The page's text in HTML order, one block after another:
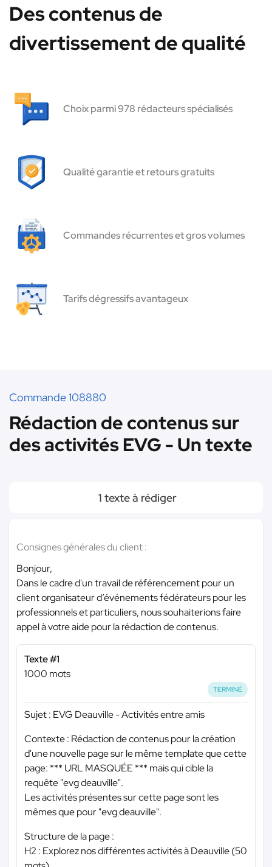
Des contenus de
divertissement de qualité
Choix parmi 978 rédacteurs spécialisés
Qualité garantie et retours gratuits
Commandes récurrentes et gros volumes
Tarifs dégressifs avantageux
Commande 108880
Rédaction de contenus sur
des activités EVG - Un texte
1 texte à rédiger
Consignes générales du client :
Bonjour,
Dans le cadre d'un travail de référencement pour un
client organisateur d’événements fédérateurs pour les
professionnels et particuliers, nous souhaiterions faire
appel à votre aide pour la rédaction de contenus.
Texte #1
1000 mots
TERMINÉ
Sujet : EVG Deauville - Activités entre amis
Contexte : Rédaction de contenus pour la création
d'une nouvelle page sur le même template que cette
page: *** URL MASQUÉE *** mais qui cible la
requête "evg deauville".
Les activités présentes sur cette page sont les
mêmes que pour "evg deauville".
Structure de la page :
H2 : Explorez nos différentes activités à Deauville (50